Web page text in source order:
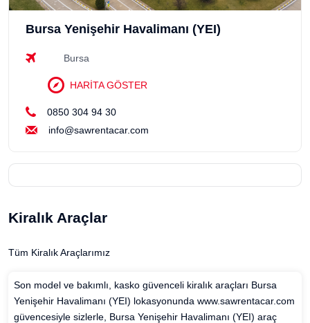
Kiralık Araçlar
Tüm Kiralık Araçlarımız
Son model ve bakımlı, kasko güvenceli kiralık araçları Bursa
Yenişehir Havalimanı (YEI) lokasyonunda www.sawrentacar.com
güvencesiyle sizlerle, Bursa Yenişehir Havalimanı (YEI) araç
Bursa Yenişehir Havalimanı (YEI)
Bursa
HARİTA GÖSTER
0850 304 94 30
info@sawrentacar.com